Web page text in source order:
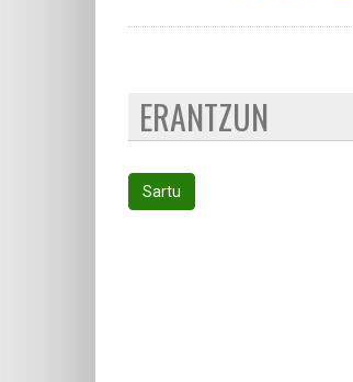
ERANTZUN
Sartu